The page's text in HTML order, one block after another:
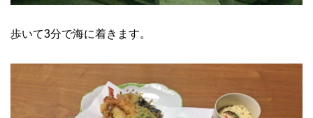
歩いて3分で海に着きます。